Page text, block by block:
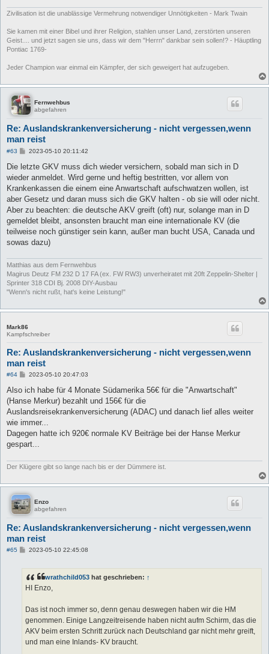
Zivilisation ist die unablässige Vermehrung notwendiger Unnötigkeiten - Mark Twain
Sie kamen mit einer Bibel und ihrer Religion, stahlen unser Land, zerstörten unseren
Geist.... und jetzt sagen sie uns, dass wir dem "Herrn" dankbar sein sollen!? - Häuptling
Pontiac 1769-
Jeder Champion war einmal ein Kämpfer, der sich geweigert hat aufzugeben.
Fernwehbus
abgefahren
Re: Auslandskrankenversicherung - nicht vergessen,wenn
man reist
#63
B
i
r
a
2023-05-10 20:11:42
Die letzte GKV muss dich wieder versichern, sobald man sich in D
wieder anmeldet. Wird gerne und heftig bestritten, vor allem von
Krankenkassen die einem eine Anwartschaft aufschwatzen wollen, ist
aber Gesetz und daran muss sich die GKV halten - ob sie will oder nicht.
Aber zu beachten: die deutsche AKV greift (oft) nur, solange man in D
gemeldet bleibt, ansonsten braucht man eine internationale KV (die
teilweise noch günstiger sein kann, außer man bucht USA, Canada und
sowas dazu)
Matthias aus dem Fernwehbus
Magirus Deutz FM 232 D 17 FA (ex. FW RW3) unverheiratet mit 20ft Zeppelin-Shelter |
Sprinter 318 CDI Bj. 2008 DIY-Ausbau
"Wenn's nicht rußt, hat's keine Leistung!"
Mark86
Kampfschreiber
Re: Auslandskrankenversicherung - nicht vergessen,wenn
man reist
#64
B
i
r
a
2023-05-10 20:47:03
Also ich habe für 4 Monate Südamerika 56€ für die "Anwartschaft"
(Hanse Merkur) bezahlt und 156€ für die
Auslandsreisekrankenversicherung (ADAC) und danach lief alles weiter
wie immer...
Dagegen hatte ich 920€ normale KV Beiträge bei der Hanse Merkur
gespart...
Der Klügere gibt so lange nach bis er der Dümmere ist.
Enzo
abgefahren
Re: Auslandskrankenversicherung - nicht vergessen,wenn
man reist
#65
B
r
a
g
2023-05-10 22:45:08
wrathchild053 hat geschrieben: ↑
HI Enzo,
Das ist noch immer so, denn genau deswegen haben wir die HM
genommen. Einige Langzeitreisende haben nicht aufm Schirm, das die
AKV beim ersten Schritt zurück nach Deutschland gar nicht mehr greift,
und man eine Inlands- KV braucht.